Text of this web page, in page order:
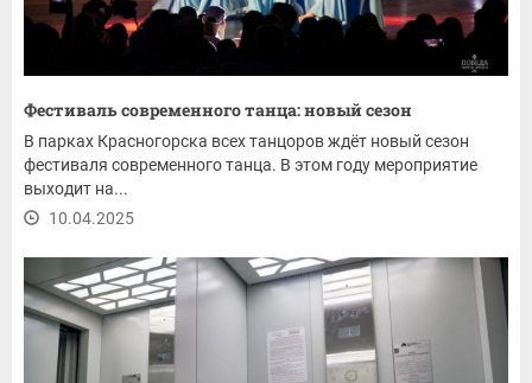
Фестиваль современного танца: новый сезон
В парках Красногорска всех танцоров ждёт новый сезон
фестиваля современного танца. В этом году мероприятие
выходит на...
10.04.2025